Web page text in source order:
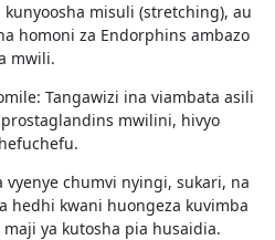
misuli (stretching), au
homoni za Endorphins ambazo
mwili.
Tangawizi ina viambata asili
mwilini, hivyo
vyenye chumvi nyingi, sukari, na
hedhi kwani huongeza kuvimba
ya kutosha pia husaidia.